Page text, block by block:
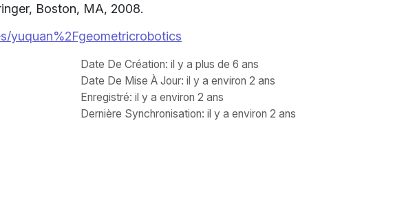
Boston, MA, 2008.
yuquan%2Fgeometricrobotics
Date De Création: il y a plus de 6 ans
Date De Mise À Jour: il y a environ 2 ans
Enregistré: il y a environ 2 ans
Dernière Synchronisation: il y a environ 2 ans